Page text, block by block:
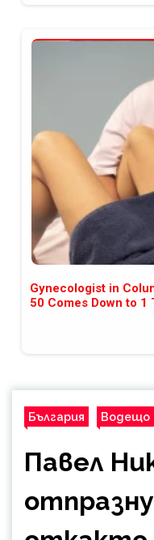
Gynecologist in
50 Comes Down to
България Водещо
Павел